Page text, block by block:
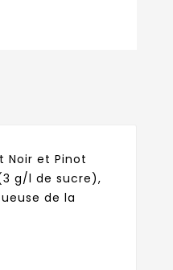
Noir et Pinot
g/l de sucre),
de la